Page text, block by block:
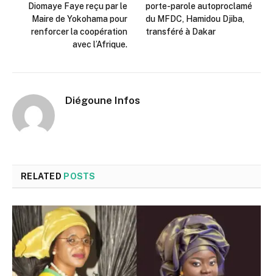
Diomaye Faye reçu par le
Maire de Yokohama pour
renforcer la coopération
avec l’Afrique.
porte-parole autoproclamé
du MFDC, Hamidou Djiba,
transféré à Dakar
Diégoune Infos
RELATED POSTS